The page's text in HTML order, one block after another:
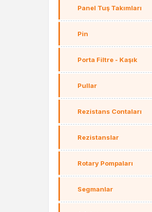
Panel Tuş Takımları
Pin
Porta Filtre - Kaşık
Pullar
Rezistans Contaları
Rezistanslar
Rotary Pompaları
Segmanlar